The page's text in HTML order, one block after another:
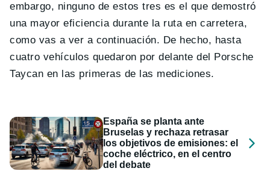
embargo, ninguno de estos tres es el que demostró
una mayor eficiencia durante la ruta en carretera,
como vas a ver a continuación. De hecho, hasta
cuatro vehículos quedaron por delante del Porsche
Taycan en las primeras de las mediciones.
España se planta ante
Bruselas y rechaza retrasar
los objetivos de emisiones: el
coche eléctrico, en el centro
del debate